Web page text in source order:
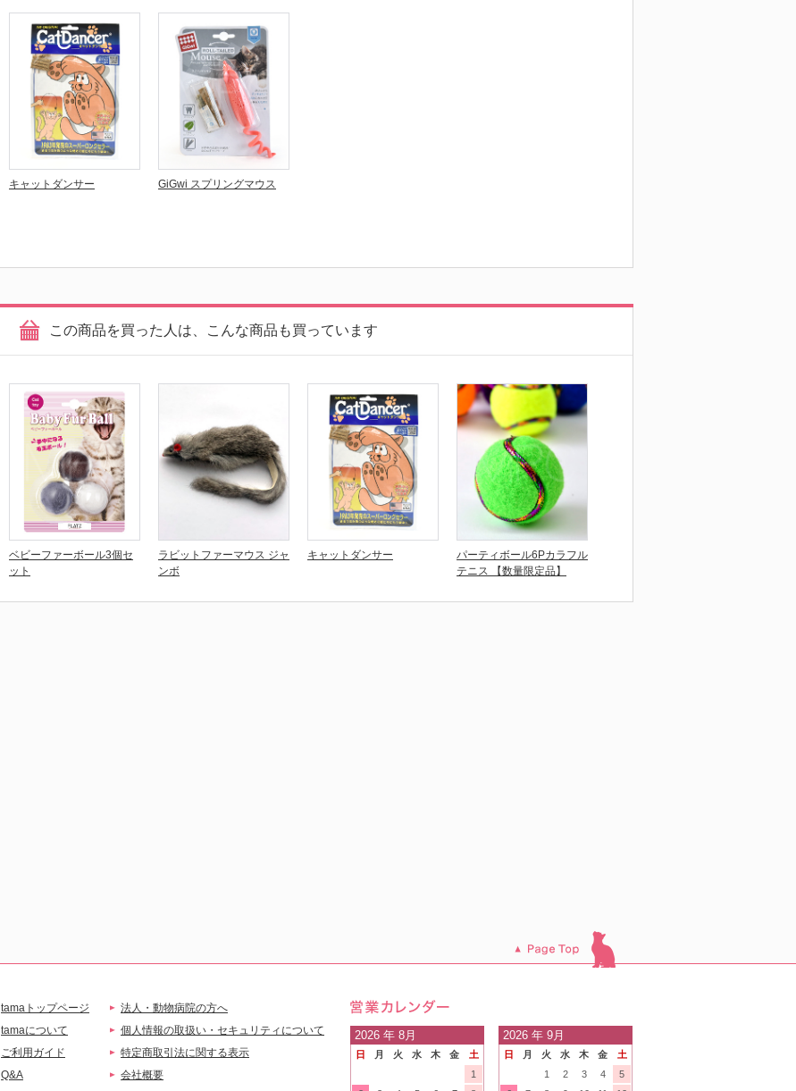
キャットダンサー GiGwi スプリングマウス
この商品を買った人は、こんな商品も買っています
ベビーファーボール3個セ
ット
ラビットファーマウス ジャ
ンボ
キャットダンサー
パーティボール6Pカラフル
テニス 【数量限定品】
tamaトップページ
tamaについて
ご利用ガイド
Q&A
法人・動物病院の方へ
個人情報の取扱い・セキュリティについて
特定商取引法に関する表示
会社概要
営業日の
ご案内
2026 年 8月
日 月 火 水 木 金
土
1
2026 年 9月
日 月 火 水 木 金
土
1
2 3 4
5